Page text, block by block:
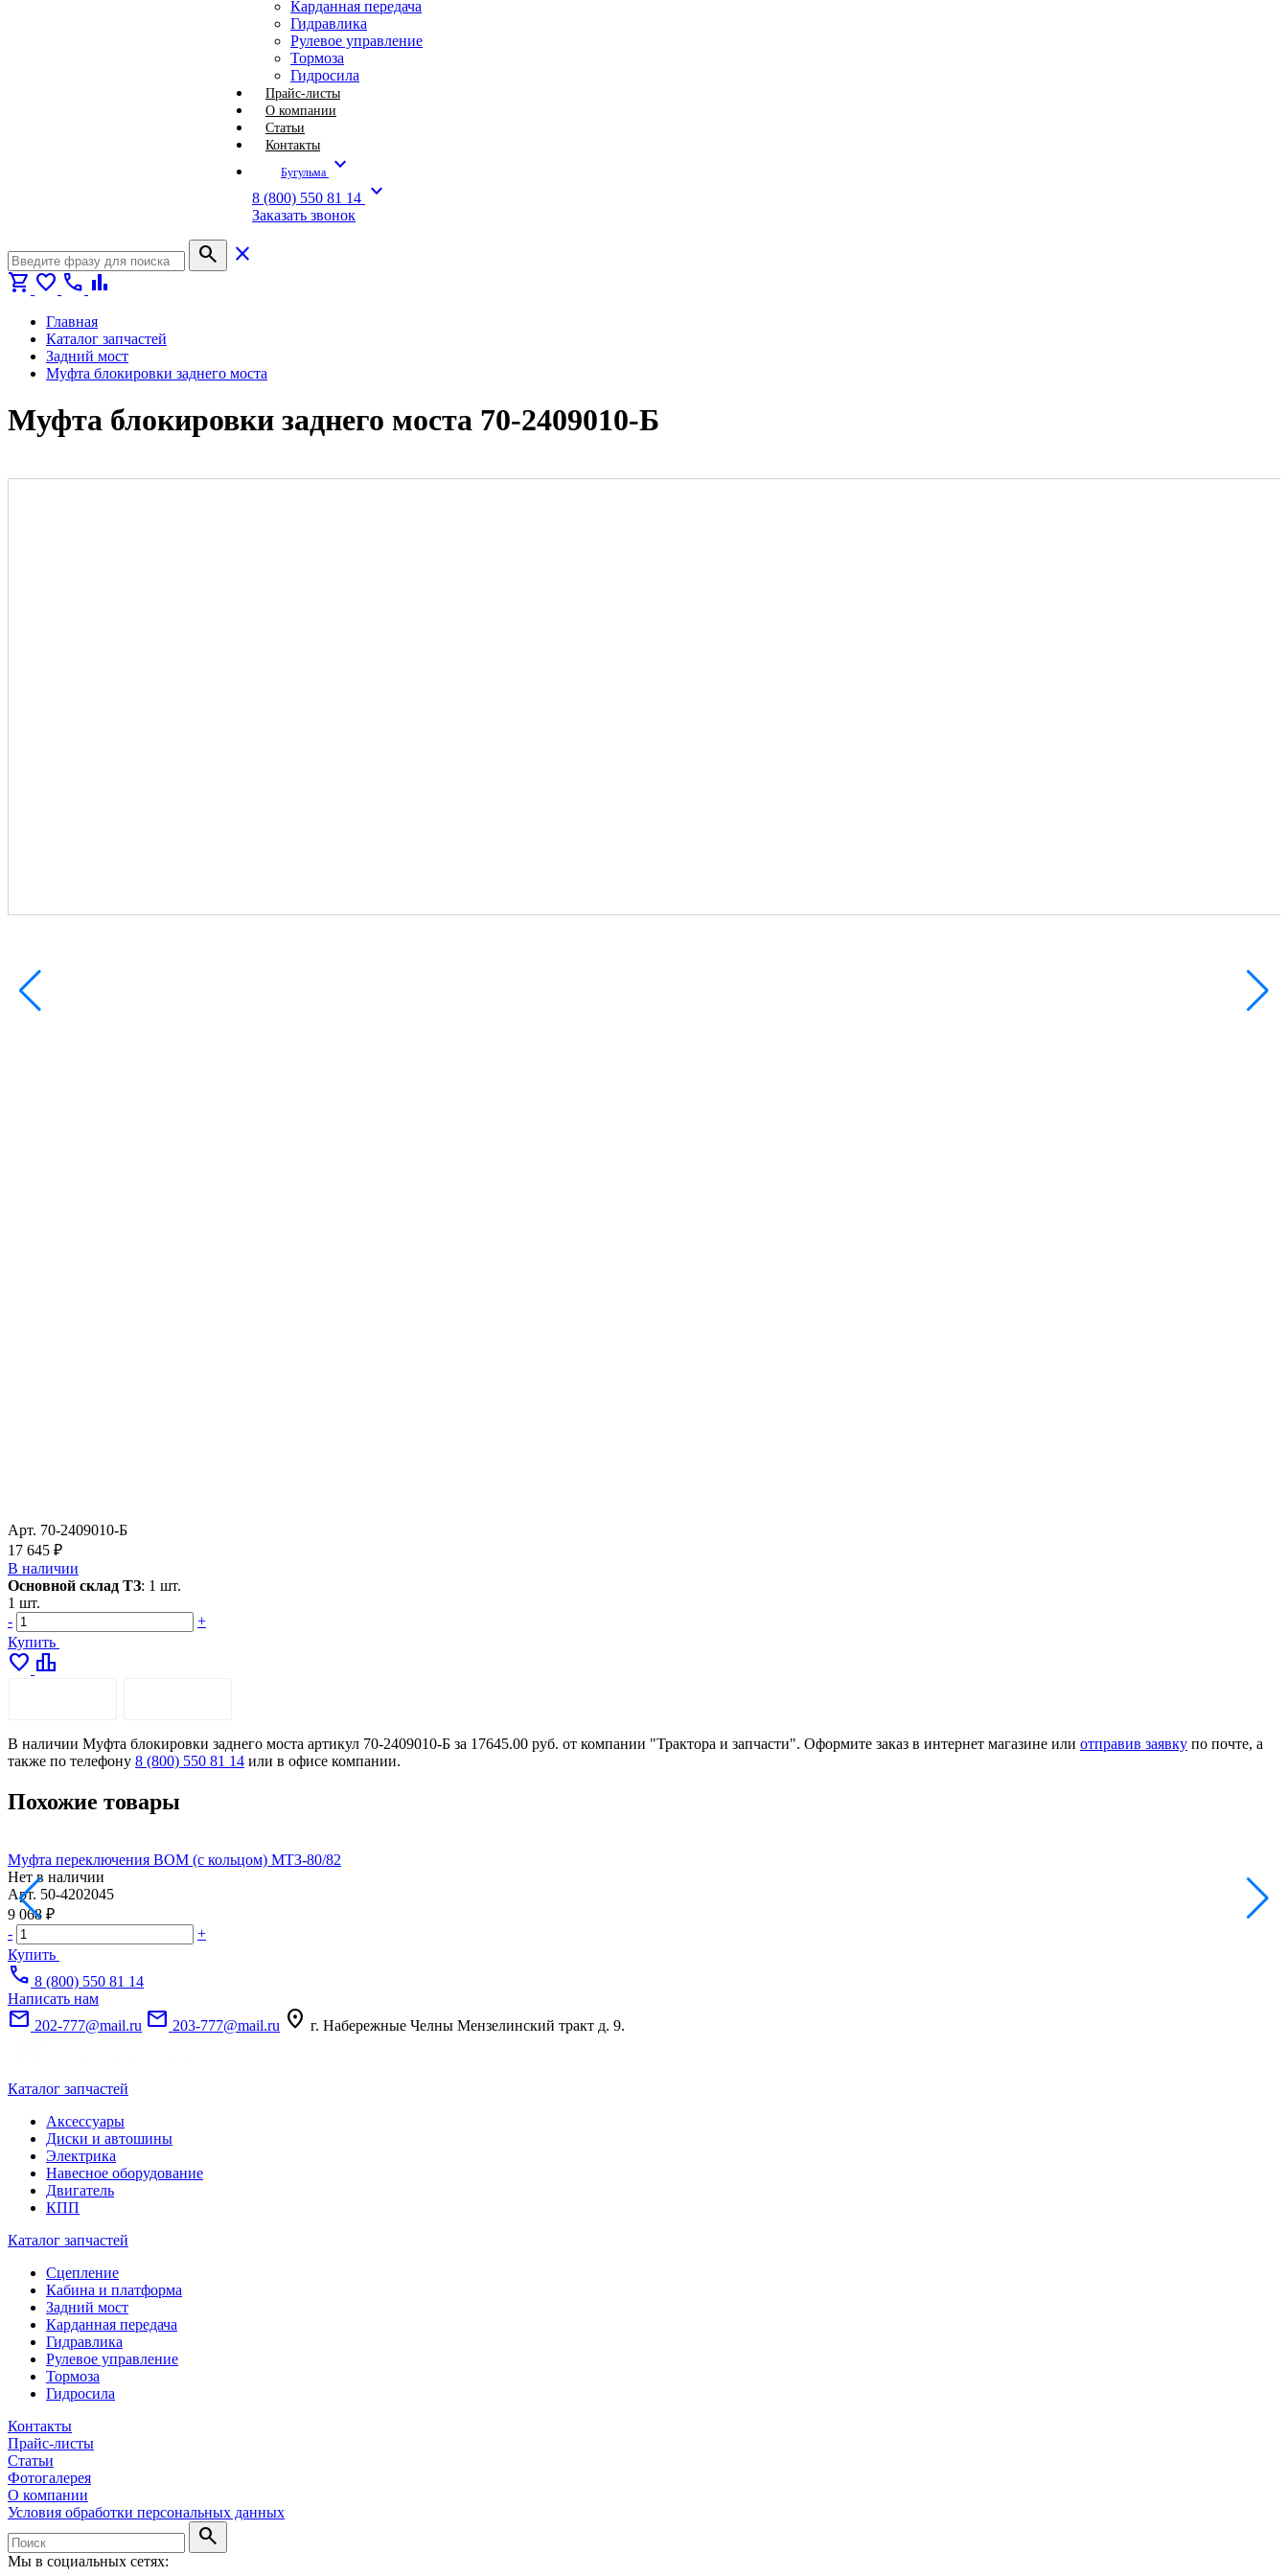
Карданная передача
Гидравлика
Рулевое управление
Тормоза
Гидросила
Прайс-листы
О компании
Статьи
Контакты
Бугульма expand_more
8 (800) 550 81 14 expand_more
Заказать звонок
search
close
shopping_cart favorite call bar_chart
Главная
Каталог запчастей
Задний мост
Муфта блокировки заднего моста
Муфта блокировки заднего моста 70-2409010-Б
Арт. 70-2409010-Б
17 645 ₽
В наличии
Основной склад ТЗ: 1 шт.
1 шт.
-
+
Купить
favorite leaderboard
В наличии Муфта блокировки заднего моста артикул 70-2409010-Б за 17645.00 руб. от компании "Трактора и запчасти". Оформите заказ в интернет магазине или отправив заявку по почте, а
также по телефону 8 (800) 550 81 14 или в офисе компании.
Похожие товары
Муфта переключения ВОМ (с кольцом) МТЗ-80/82
Нет в наличии
Арт. 50-4202045
9 068 ₽
-
+
Купить
call 8 (800) 550 81 14
Написать нам
mail 202-777@mail.ru mail 203-777@mail.ru location_on г. Набережные Челны Мензелинский тракт д. 9.
Каталог запчастей
Аксессуары
Диски и автошины
Электрика
Навесное оборудование
Двигатель
КПП
Каталог запчастей
Сцепление
Кабина и платформа
Задний мост
Карданная передача
Гидравлика
Рулевое управление
Тормоза
Гидросила
Контакты
Прайс-листы
Статьи
Фотогалерея
О компании
Условия обработки персональных данных
search
Мы в социальных сетях: